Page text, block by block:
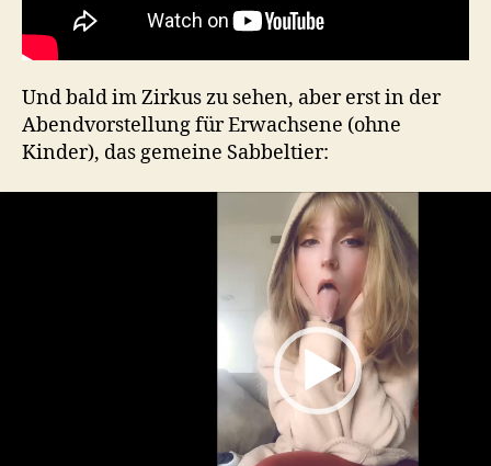
Und bald im Zirkus zu sehen, aber erst in der
Abendvorstellung für Erwachsene (ohne
Kinder), das gemeine Sabbeltier: